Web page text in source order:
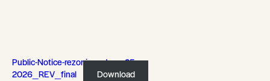
Public-Notice-rezoning_June-25-
2026_REV_final
Download